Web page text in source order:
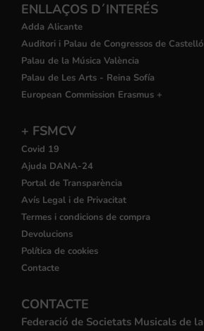
ENLLAÇOS D´INTERÉS
Adda Alicante
Auditori i Palau de Congressos de Castelló
Palau de la Música València
Palau de Les Arts - Reina Sofía
European Commission Erasmus +
+ FSMCV
Covid 19
Ajuda DANA-24
Portal de Transparència
Avís Legal i de Privacitat
Termes i condicions de compra
Devolucions
Política de cookies
Contacte
CONTACTE
Federació de Societats Musicals de la